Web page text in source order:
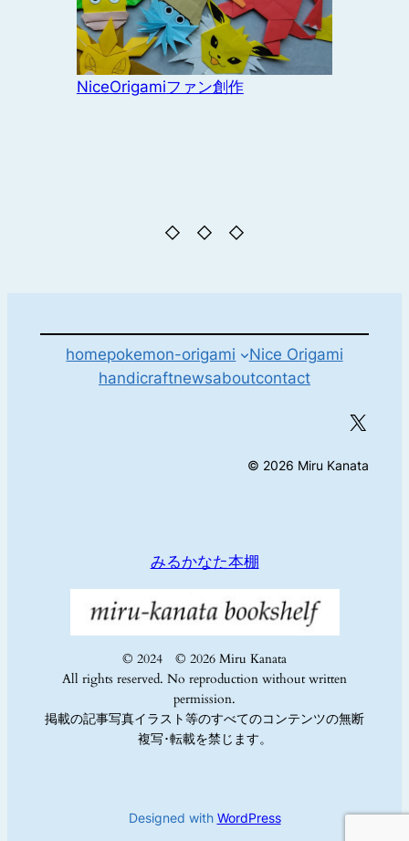
NiceOrigamiファン創作
◇ ◇ ◇
homepokemon-origami
Nice Origami
handicraftnewsaboutcontact
X
© 2026 Miru Kanata
みるかなた本棚
© 2024 © 2026 Miru Kanata
All rights reserved. No reproduction without written
permission.
掲載の記事写真イラスト等のすべてのコンテンツの無断
複写･転載を禁じます。
Designed with WordPress